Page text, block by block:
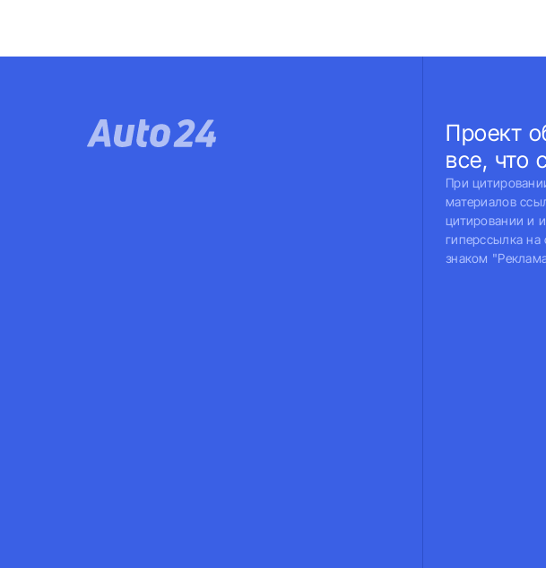
Проект
все, что
При
материалов
цитировании и
гиперссылка на
знаком